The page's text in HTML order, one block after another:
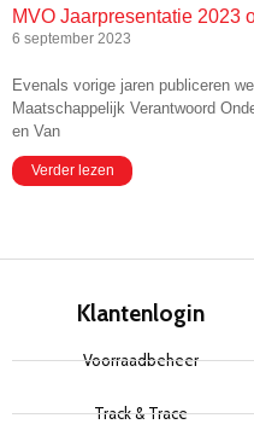
MVO Jaarpresentatie 2023
6 september 2023
Evenals vorige jaren publiceren
Maatschappelijk Verantwoord
en Van
Verder lezen
Klantenlogin
Voorraadbeheer
Track & Trace